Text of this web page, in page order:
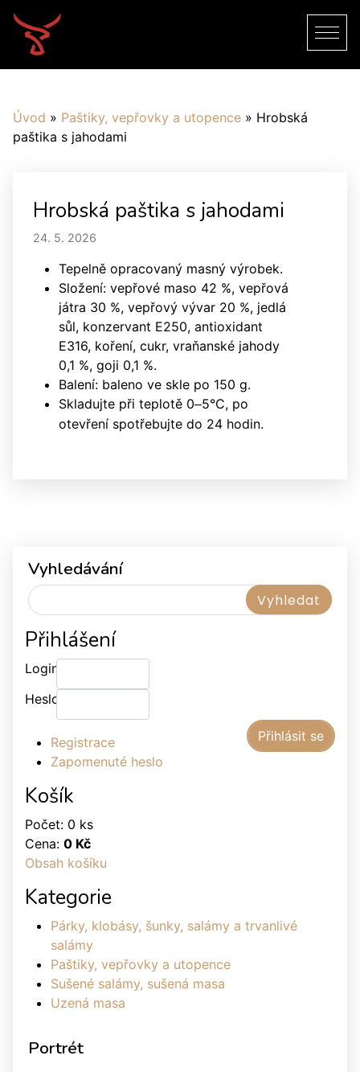
Úvod » Paštiky, vepřovky a utopence » Hrobská
paštika s jahodami
Hrobská paštika s jahodami
24. 5. 2026
Tepelně opracovaný masný výrobek.
Složení: vepřové maso 42 %, vepřová
játra 30 %, vepřový vývar 20 %, jedlá
sůl, konzervant E250, antioxidant
E316, koření, cukr, vraňanské jahody
0,1 %, goji 0,1 %.
Balení: baleno ve skle po 150 g.
Skladujte při teplotě 0–5°C, po
otevření spotřebujte do 24 hodin.
Vyhledávání
Přihlášení
Login:
Heslo:
Registrace
Zapomenuté heslo
Košík
Počet: 0 ks
Cena: 0 Kč
Obsah košíku
Kategorie
Párky, klobásy, šunky, salámy a trvanlivé
salámy
Paštiky, vepřovky a utopence
Sušené salámy, sušená masa
Uzená masa
Portrét